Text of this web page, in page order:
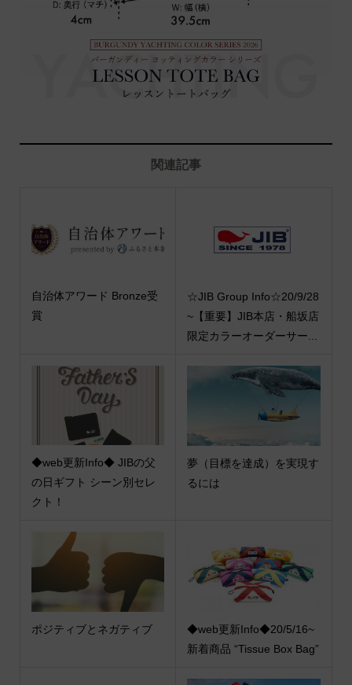
関連記事
自治体アワード Bronze受
賞
☆JIB Group Info☆20/9/28
~【重要】JIB本店・船坂店
限定カラーオーダーサー...
◆web更新Info◆ JIBの父
の日ギフト シーン別セレ
クト！
夢（目標を達成）を実現す
るには
ポジティブとネガティブ
◆web更新Info◆20/5/16~
新着商品 “Tissue Box Bag”